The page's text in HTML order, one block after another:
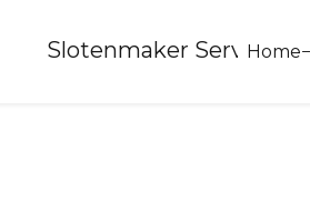
Slotenmaker Service 24
Home